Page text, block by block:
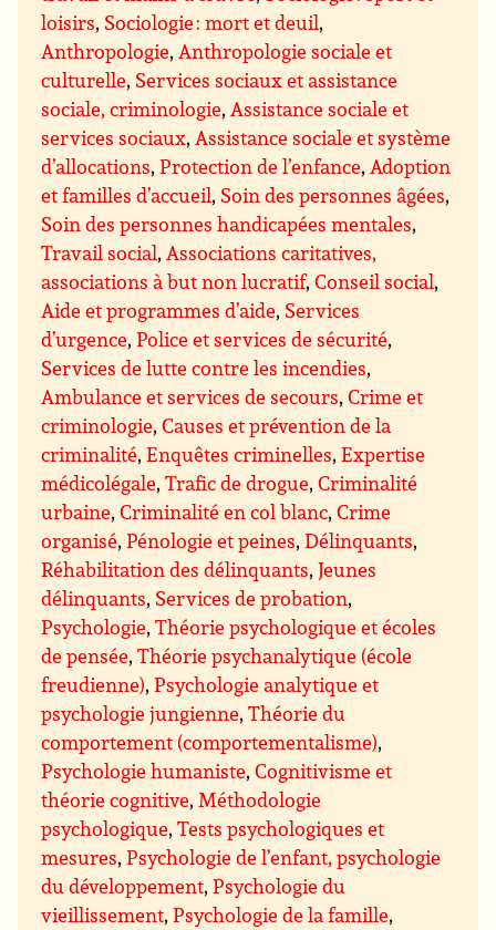
loisirs, Sociologie : mort et deuil,
Anthropologie,Anthropologie sociale et
culturelle, Services sociaux et assistance
sociale, criminologie,Assistance sociale et
services sociaux,Assistance sociale et système
d’allocations,Protection de l’enfance,Adoption
et familles d’accueil, Soin des personnes âgées,
Soin des personnes handicapées mentales,
Travail social,Associations caritatives,
associations à but non lucratif,Conseil social,
Aide et programmes d’aide, Services
d’urgence,Police et services de sécurité,
Services de lutte contre les incendies,
Ambulance et services de secours,Crime et
criminologie,Causes et prévention de la
criminalité,Enquêtes criminelles,Expertise
médicolégale,Trafic de drogue,Criminalité
urbaine,Criminalité en col blanc,Crime
organisé,Pénologie et peines,Délinquants,
Réhabilitation des délinquants,Jeunes
délinquants, Services de probation,
Psychologie,Théorie psychologique et écoles
de pensée,Théorie psychanalytique (école
freudienne),Psychologie analytique et
psychologie jungienne,Théorie du
comportement (comportementalisme),
Psychologie humaniste,Cognitivisme et
théorie cognitive,Méthodologie
psychologique,Tests psychologiques et
mesures,Psychologie de l’enfant, psychologie
du développement,Psychologie du
vieillissement,Psychologie de la famille,